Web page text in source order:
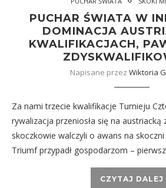
PUCHAR ŚWIATA W
DOMINACJA
KWALIFIKACJACH,
Napisane przez Wiktoria
Za nami trzecie kwalifikacje Turnieju
rywalizacja przeniosła się na austriacką
skoczkowie walczyli o awans na
Triumf przypadł gospodarzom –
CZYTAJ DALEJ